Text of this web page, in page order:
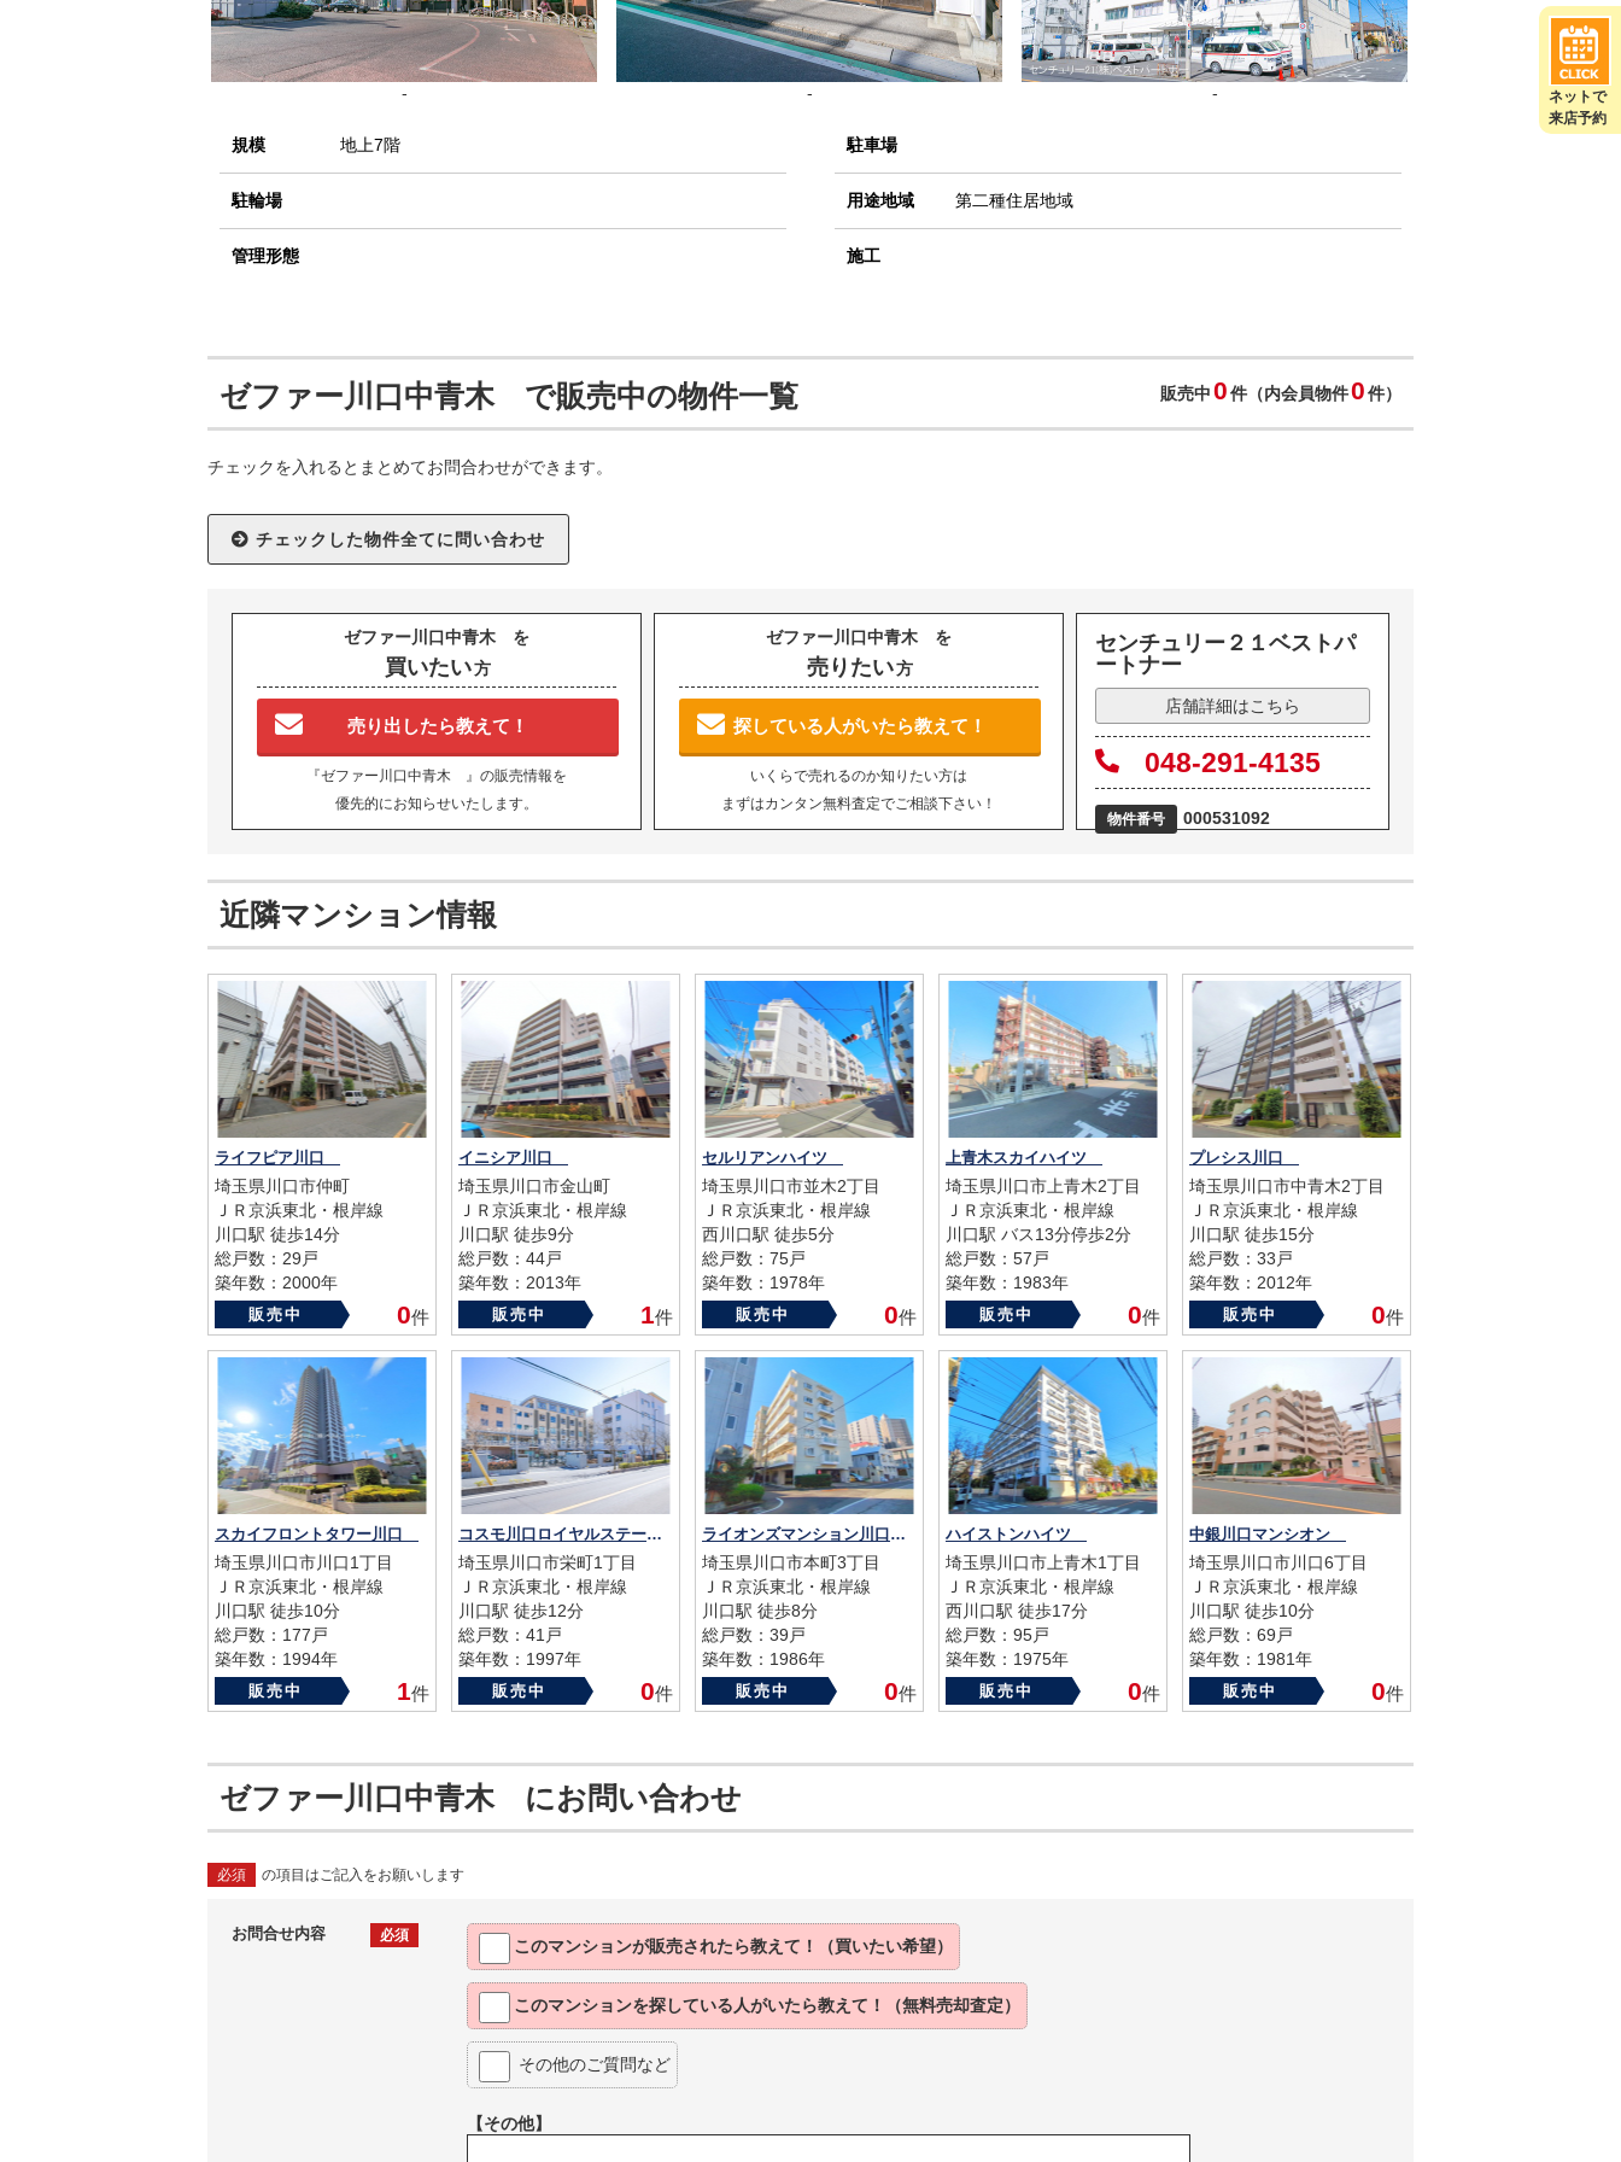
ネットで
来店予約
- - -
規模 地上7階
駐輪場
管理形態
駐車場
用途地域 第二種住居地域
施工
ゼファー川口中青木 で販売中の物件一覧 販売中0件（内会員物件0件）
チェックを入れるとまとめてお問合わせができます。
ゼファー川口中青木 を
買いたい方
売り出したら教えて！
『ゼファー川口中青木 』の販売情報を
優先的にお知らせいたします。
ゼファー川口中青木 を
売りたい方
探している人がいたら教えて！
いくらで売れるのか知りたい方は
まずはカンタン無料査定でご相談下さい！
センチュリー２１ベストパ
ートナー
店舗詳細はこちら
048-291-4135
物件番号 000531092
近隣マンション情報
ライフピア川口
埼玉県川口市仲町
ＪＲ京浜東北・根岸線
川口駅 徒歩14分
総戸数：29戸
築年数：2000年
販売中 0件
イニシア川口
埼玉県川口市金山町
ＪＲ京浜東北・根岸線
川口駅 徒歩9分
総戸数：44戸
築年数：2013年
販売中 1件
セルリアンハイツ
埼玉県川口市並木2丁目
ＪＲ京浜東北・根岸線
西川口駅 徒歩5分
総戸数：75戸
築年数：1978年
販売中 0件
上青木スカイハイツ
埼玉県川口市上青木2丁目
ＪＲ京浜東北・根岸線
川口駅 バス13分停歩2分
総戸数：57戸
築年数：1983年
販売中 0件
プレシス川口
埼玉県川口市中青木2丁目
ＪＲ京浜東北・根岸線
川口駅 徒歩15分
総戸数：33戸
築年数：2012年
販売中 0件
スカイフロントタワー川口
埼玉県川口市川口1丁目
ＪＲ京浜東北・根岸線
川口駅 徒歩10分
総戸数：177戸
築年数：1994年
販売中 1件
コスモ川口ロイヤルステージ
埼玉県川口市栄町1丁目
ＪＲ京浜東北・根岸線
川口駅 徒歩12分
総戸数：41戸
築年数：1997年
販売中 0件
ライオンズマンション川口本町第弐
埼玉県川口市本町3丁目
ＪＲ京浜東北・根岸線
川口駅 徒歩8分
総戸数：39戸
築年数：1986年
販売中 0件
ハイストンハイツ
埼玉県川口市上青木1丁目
ＪＲ京浜東北・根岸線
西川口駅 徒歩17分
総戸数：95戸
築年数：1975年
販売中 0件
中銀川口マンシオン
埼玉県川口市川口6丁目
ＪＲ京浜東北・根岸線
川口駅 徒歩10分
総戸数：69戸
築年数：1981年
販売中 0件
ゼファー川口中青木 にお問い合わせ
必須 の項目はご記入をお願いします
お問合せ内容 必須
このマンションが販売されたら教えて！（買いたい希望）
このマンションを探している人がいたら教えて！（無料売却査定）
その他のご質問など
【その他】